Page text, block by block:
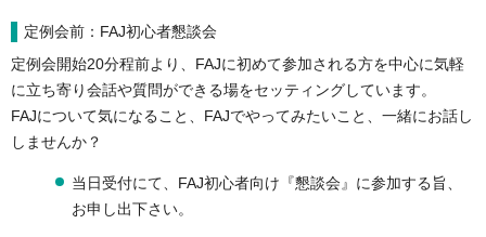
定例会前：FAJ初心者懇談会
定例会開始20分程前より、FAJに初めて参加される方を中心に気軽
に立ち寄り会話や質問ができる場をセッティングしています。
FAJについて気になること、FAJでやってみたいこと、一緒にお話し
しませんか？
当日受付にて、FAJ初心者向け『懇談会』に参加する旨、
お申し出下さい。